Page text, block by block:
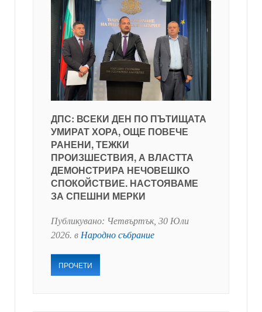
ДПС: ВСЕКИ ДЕН ПО ПЪТИЩАТА
УМИРАТ ХОРА, ОЩЕ ПОВЕЧЕ
РАНЕНИ, ТЕЖКИ
ПРОИЗШЕСТВИЯ, А ВЛАСТТА
ДЕМОНСТРИРА НЕЧОВЕШКО
СПОКОЙСТВИЕ. НАСТОЯВАМЕ
ЗА СПЕШНИ МЕРКИ
Публикувано: Четвъртък, 30 Юли
2026. в Народно събрание
ПРОЧЕТИ